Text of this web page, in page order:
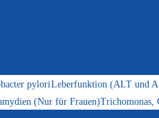
pyloriLeberfunktion (ALT und
(Nur für Frauen)Trichomonas,